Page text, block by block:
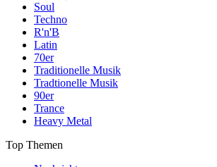
Soul
Techno
R'n'B
Latin
70er
Traditionelle Musik
Tradtionelle Musik
90er
Trance
Heavy Metal
Top Themen